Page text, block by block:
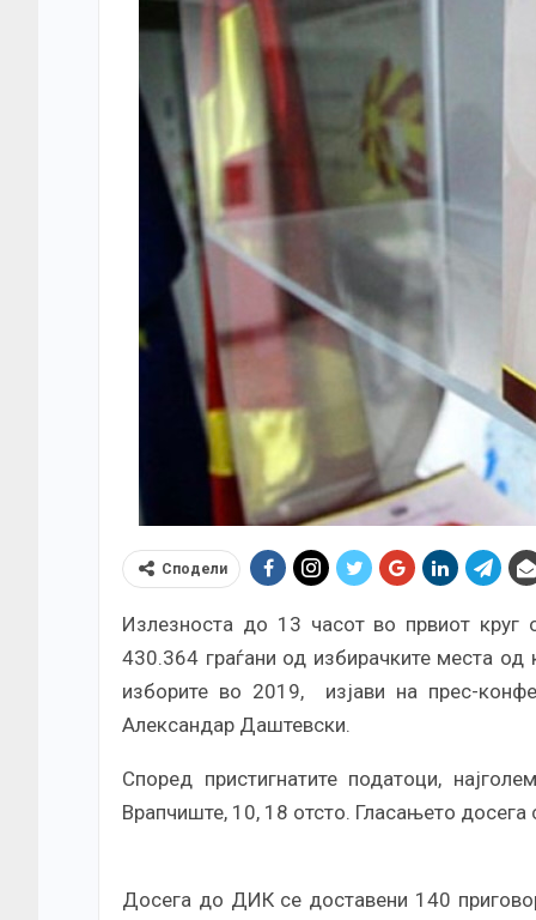
Сподели
Излезноста до 13 часот во првиот круг
430.364 граѓани од избирачките места
изборите во 2019, изјави на прес-
Александар Даштевски.
Според пристигнатите податоци,
Врапчиште, 10, 18 отсто. Гласањето
Досега до ДИК се доставени 140